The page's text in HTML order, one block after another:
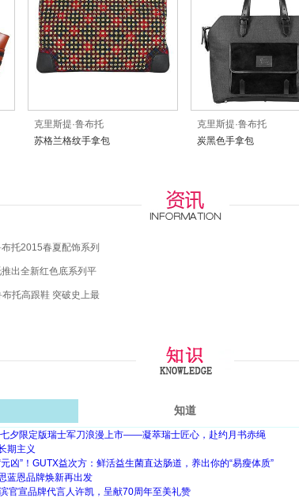
克里斯提·鲁布托
苏格兰格纹手拿包
克里斯提·鲁布托
炭黑色手拿包
托2015春夏配饰系列
出全新红色底系列平
托高跟鞋 突破史上最
知道
夕限定版瑞士军刀浪漫上市——凝萃瑞士匠心，赴约月书赤绳
期主义
凶”！GUTX益次方：鲜活益生菌直达肠道，养出你的“易瘦体质”
蓝恩品牌焕新再出发
官宣品牌代言人许凯，呈献70周年至美礼赞